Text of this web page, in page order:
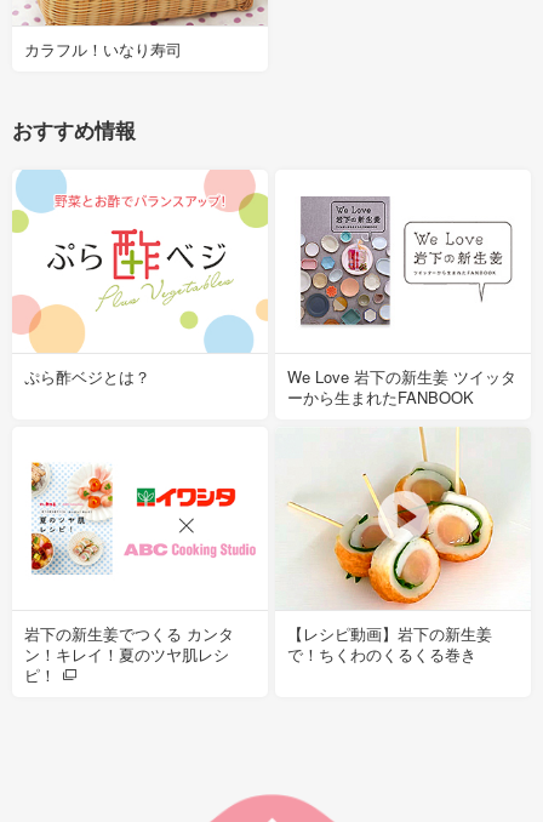
カラフル！いなり寿司
おすすめ情報
ぷら酢ベジとは？
We Love 岩下の新生姜 ツイッタ
ーから生まれたFANBOOK
岩下の新生姜でつくる カンタ
ン！キレイ！夏のツヤ肌レシ
ピ！
【レシピ動画】岩下の新生姜
で！ちくわのくるくる巻き